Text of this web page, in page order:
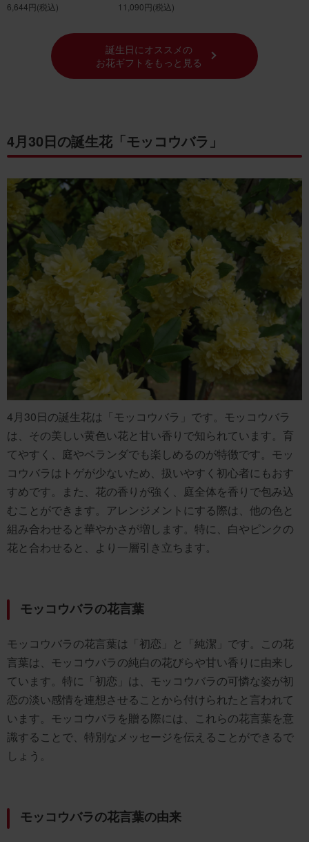
6,644円(税込) 11,090円(税込)
誕生日にオススメの
お花ギフトをもっと見る
4月30日の誕生花「モッコウバラ」
4月30日の誕生花は「モッコウバラ」です。モッコウバラ
は、その美しい黄色い花と甘い香りで知られています。育
てやすく、庭やベランダでも楽しめるのが特徴です。モッ
コウバラはトゲが少ないため、扱いやすく初心者にもおす
すめです。また、花の香りが強く、庭全体を香りで包み込
むことができます。アレンジメントにする際は、他の色と
組み合わせると華やかさが増します。特に、白やピンクの
花と合わせると、より一層引き立ちます。
モッコウバラの花言葉
モッコウバラの花言葉は「初恋」と「純潔」です。この花
言葉は、モッコウバラの純白の花びらや甘い香りに由来し
ています。特に「初恋」は、モッコウバラの可憐な姿が初
恋の淡い感情を連想させることから付けられたと言われて
います。モッコウバラを贈る際には、これらの花言葉を意
識することで、特別なメッセージを伝えることができるで
しょう。
モッコウバラの花言葉の由来